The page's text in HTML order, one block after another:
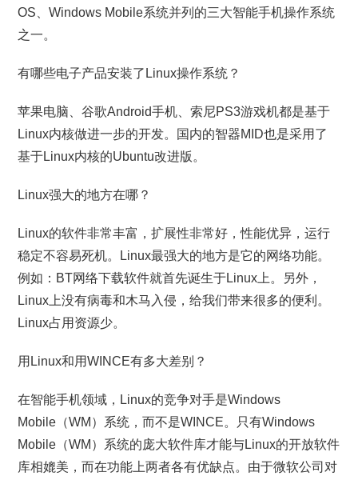
OS、Windows Mobile系统并列的三大智能手机操作系统
之一。
有哪些电子产品安装了Linux操作系统？
苹果电脑、谷歌Android手机、索尼PS3游戏机都是基于
Linux内核做进一步的开发。国内的智器MID也是采用了
基于Linux内核的Ubuntu改进版。
Linux强大的地方在哪？
Linux的软件非常丰富，扩展性非常好，性能优异，运行
稳定不容易死机。Linux最强大的地方是它的网络功能。
例如：BT网络下载软件就首先诞生于Linux上。另外，
Linux上没有病毒和木马入侵，给我们带来很多的便利。
Linux占用资源少。
用Linux和用WINCE有多大差别？
在智能手机领域，Linux的竞争对手是Windows
Mobile（WM）系统，而不是WINCE。只有Windows
Mobile（WM）系统的庞大软件库才能与Linux的开放软件
库相媲美，而在功能上两者各有优缺点。由于微软公司对